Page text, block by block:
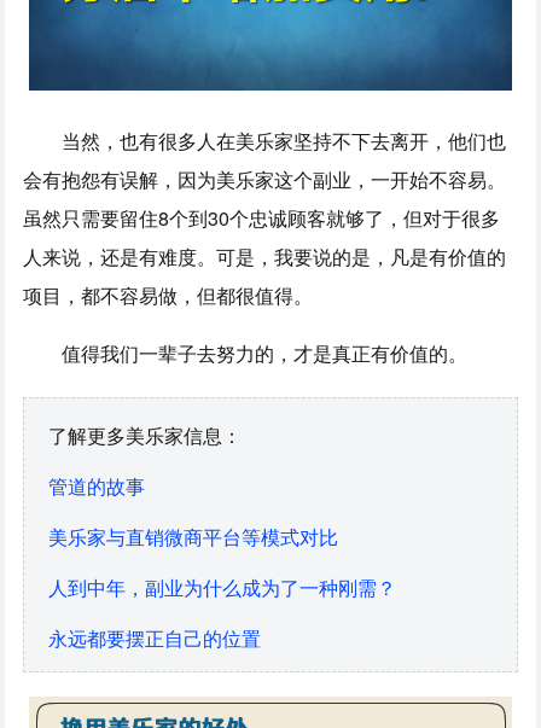
当然，也有很多人在美乐家坚持不下去离开，他们也
会有抱怨有误解，因为美乐家这个副业，一开始不容易。
虽然只需要留住8个到30个忠诚顾客就够了，但对于很多
人来说，还是有难度。可是，我要说的是，凡是有价值的
项目，都不容易做，但都很值得。
值得我们一辈子去努力的，才是真正有价值的。
了解更多美乐家信息：
管道的故事
美乐家与直销微商平台等模式对比
人到中年，副业为什么成为了一种刚需？
永远都要摆正自己的位置